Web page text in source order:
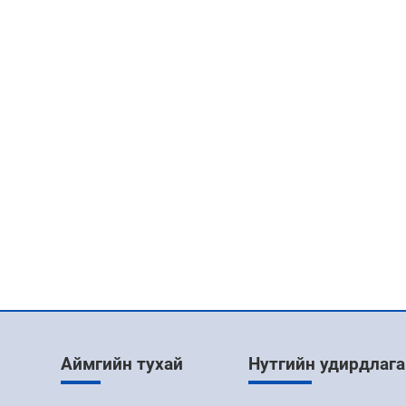
Аймгийн тухай Нутгийн удирдлага